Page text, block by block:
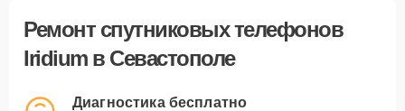
Ремонт спутниковых телефонов
Iridiumв Севастополе
Диагностика бесплатно